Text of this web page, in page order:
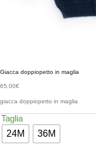
Giacca doppiopetto in maglia
65,00€
giacca doppiopetto in maglia
Taglia
24M
36M